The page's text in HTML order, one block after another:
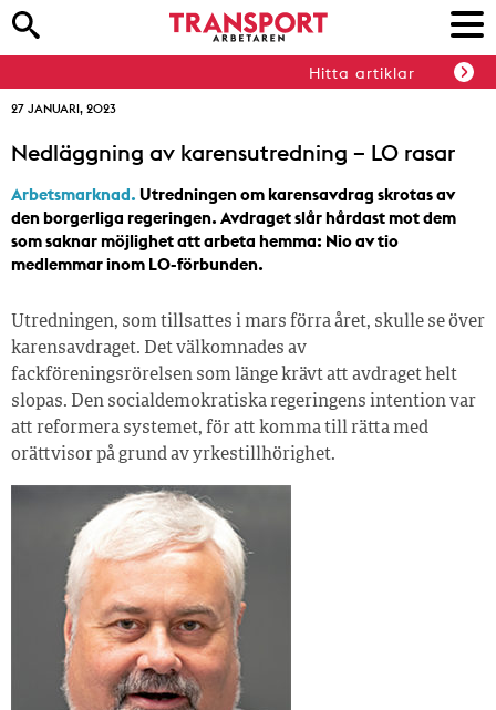
Hitta artiklar
27 JANUARI, 2023
Nedläggning av karensutredning – LO rasar
Arbetsmarknad. Utredningen om karensavdrag skrotas av
den borgerliga regeringen. Avdraget slår hårdast mot dem
som saknar möjlighet att arbeta hemma: Nio av tio
medlemmar inom LO-förbunden.
Utredningen, som tillsattes i mars förra året, skulle se över
karensavdraget. Det välkomnades av
fackföreningsrörelsen som länge krävt att avdraget helt
slopas. Den socialdemokratiska regeringens intention var
att reformera systemet, för att komma till rätta med
orättvisor på grund av yrkestillhörighet.